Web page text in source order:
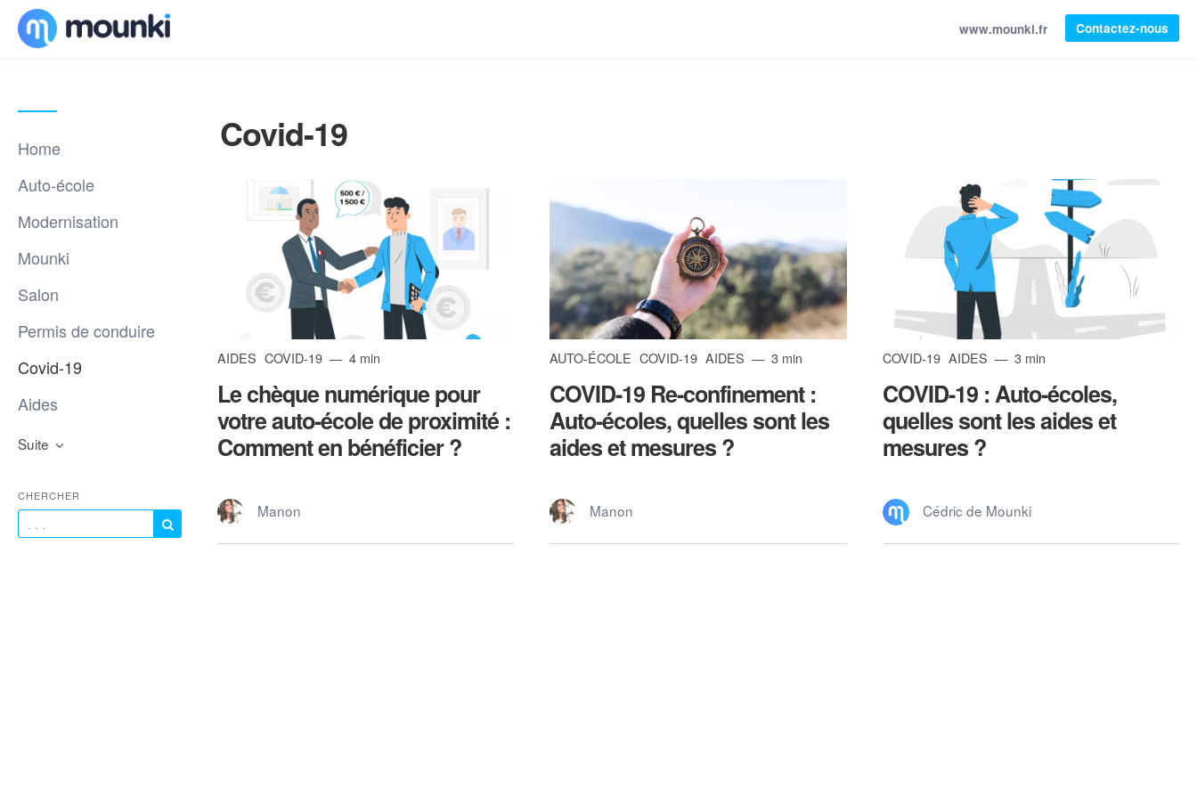
www.mounki.fr Contactez-nous
Home
Auto-école
Modernisation
Mounki
Salon
Permis de conduire
Covid-19
Aides
Suite
CHERCHER
Covid-19
AIDES COVID-19 4 min
Le chèque numérique pour
votre auto-école de proximité :
Comment en bénéficier ?
Manon
AUTO-ÉCOLE COVID-19 AIDES 3 min
COVID-19 Re-confinement :
Auto-écoles, quelles sont les
aides et mesures ?
Manon
COVID-19 AIDES 3 min
COVID-19 : Auto-écoles,
quelles sont les aides et
mesures ?
Cédric de Mounki